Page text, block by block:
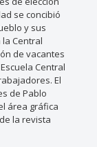
se concibió
y sus
Central
de vacantes
Central
El
de Pablo
área gráfica
la revista